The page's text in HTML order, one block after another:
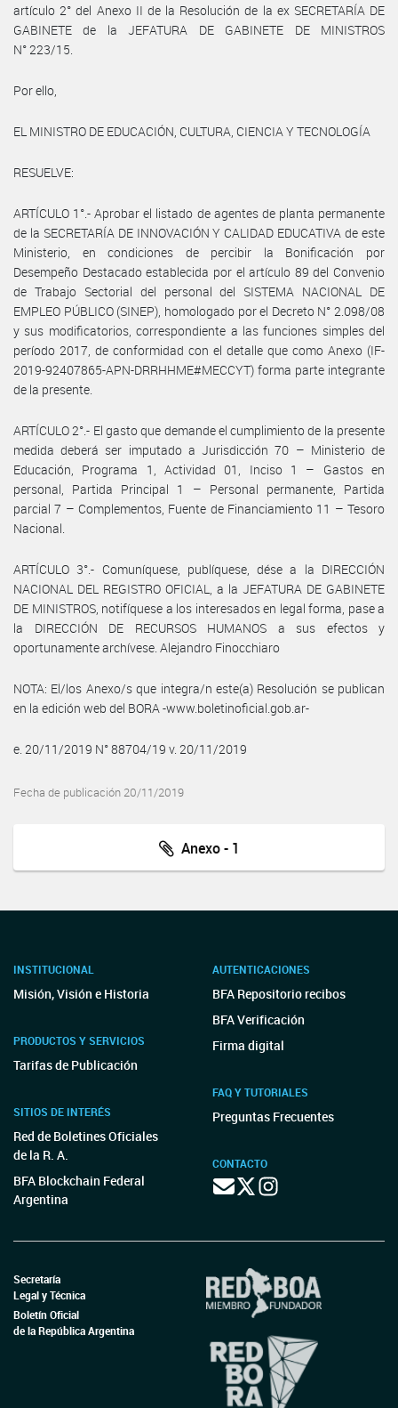
artículo 2° del Anexo II de la Resolución de la ex SECRETARÍA DE
GABINETE de la JEFATURA DE GABINETE DE MINISTROS
N° 223/15.
Por ello,
EL MINISTRO DE EDUCACIÓN, CULTURA, CIENCIA Y TECNOLOGÍA
RESUELVE:
ARTÍCULO 1°.- Aprobar el listado de agentes de planta permanente
de la SECRETARÍA DE INNOVACIÓN Y CALIDAD EDUCATIVA de este
Ministerio, en condiciones de percibir la Bonificación por
Desempeño Destacado establecida por el artículo 89 del Convenio
de Trabajo Sectorial del personal del SISTEMA NACIONAL DE
EMPLEO PÚBLICO (SINEP), homologado por el Decreto N° 2.098/08
y sus modificatorios, correspondiente a las funciones simples del
período 2017, de conformidad con el detalle que como Anexo (IF-
2019-92407865-APN-DRRHHME#MECCYT) forma parte integrante
de la presente.
ARTÍCULO 2°.- El gasto que demande el cumplimiento de la presente
medida deberá ser imputado a Jurisdicción 70 – Ministerio de
Educación, Programa 1, Actividad 01, Inciso 1 – Gastos en
personal, Partida Principal 1 – Personal permanente, Partida
parcial 7 – Complementos, Fuente de Financiamiento 11 – Tesoro
Nacional.
ARTÍCULO 3°.- Comuníquese, publíquese, dése a la DIRECCIÓN
NACIONAL DEL REGISTRO OFICIAL, a la JEFATURA DE GABINETE
DE MINISTROS, notifíquese a los interesados en legal forma, pase a
la DIRECCIÓN DE RECURSOS HUMANOS a sus efectos y
oportunamente archívese. Alejandro Finocchiaro
NOTA: El/los Anexo/s que integra/n este(a) Resolución se publican
en la edición web del BORA -www.boletinoficial.gob.ar-
e. 20/11/2019 N° 88704/19 v. 20/11/2019
Fecha de publicación 20/11/2019
Anexo - 1
INSTITUCIONAL
Misión, Visión e Historia
PRODUCTOS Y SERVICIOS
Tarifas de Publicación
SITIOS DE INTERÉS
Red de Boletines Oficiales
de la R. A.
BFA Blockchain Federal
Argentina
AUTENTICACIONES
BFA Repositorio recibos
BFA Verificación
Firma digital
FAQ Y TUTORIALES
Preguntas Frecuentes
CONTACTO
Secretaría
Legal y Técnica
Boletín Oficial
de la República Argentina